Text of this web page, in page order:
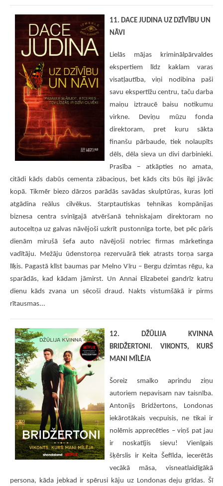
11. DACE JUDINA UZ DZĪVĪBU UN
NĀVI
Lielās mājas kriminālpārvaldes
ekspertiem līdz kaklam varas
visatļautība, viņi nodibina paši
savu ekspertīžu centru, taču darba
maiņu iztraucē baisu notikumu
virkne. Deviņu mūzu fonda
direktoram, pret kuru sākta
finanšu pārbaude, tiek nolaupīts
dēls, dēla sieva un divi darbinieki.
Prasība – atkāpties no amata,
citādi kāds dabūs cementa zābaciņus, bet kāds cits būs ilgi jāvāc
kopā. Tikmēr biezo dārzos parādās savādas skulptūras, kuras ļoti
atgādina reālus cilvēkus. Starptautiskas tehnikas kompānijas
biznesa centra svinīgajā atvēršanā tehniskajam direktoram no
autoceltņa uz galvas nāvējoši uzkrīt pustonnīga torte, bet pēc pāris
dienām mirušā šefa auto nāvējoši notriec firmas mārketinga
vadītāju. Mežāju ūdenstorņa rezervuārā tiek atrasts torņa sarga
līķis. Pagastā klīst baumas par Melno Vīru – Bergu dzimtas rēgu, ka
sparādās, kad kādam jāmirst. Un Annai Elizabetei gandrīz katru
dienu kāds zvana un sēcoši draud. Nakts vistumšākā ir pirms
rītausmas...
12. DŽŪLIJA KVINNA
BRIDŽERTONI. VIKONTS, KURŠ
MANI MĪLĒJA
Šoreiz smalko aprindu ziņu
autoriem nepavisam nav taisnība.
Antonijs Bridžertons, Londonas
iekārotākais vecpuisis, ne tikai ir
nolēmis apprecēties – viņš pat jau
ir noskatījis sievu! Vienīgais
šķērslis ir Keita Šefīlda, iecerētās
vecākā māsa, visneatlaidīgākā
persona, kāda jebkad ir spērusi kāju uz Londonas deju grīdas. Šī